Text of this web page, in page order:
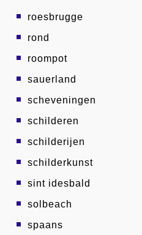
roesbrugge
rond
roompot
sauerland
scheveningen
schilderen
schilderijen
schilderkunst
sint idesbald
solbeach
spaans